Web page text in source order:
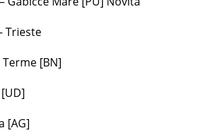
Trieste
Terme [BN]
[AG]